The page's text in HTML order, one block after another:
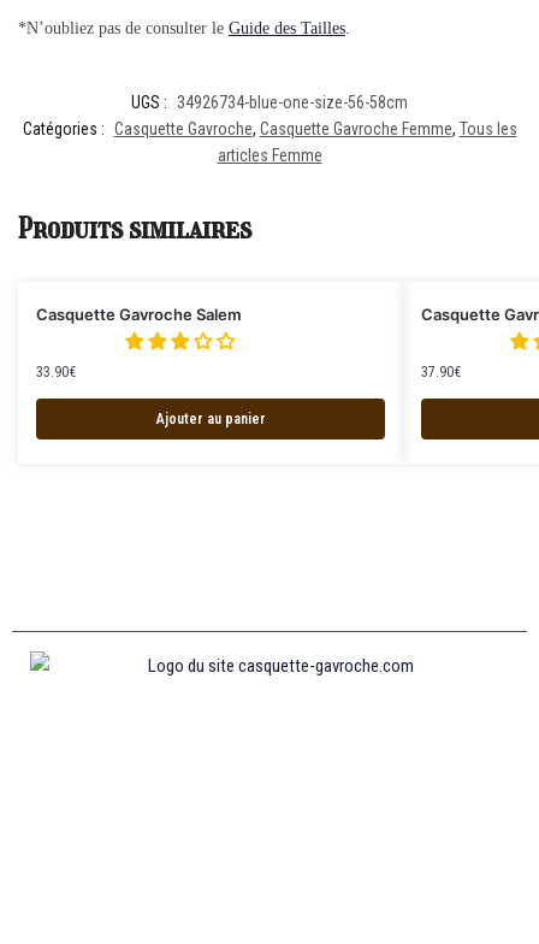
*N’oubliez pas de consulter le Guide des Tailles
UGS :
34926734-blue-one-size-56-58cm
Catégories : Casquette Gavroche, Casquette Gavroche Femme, Tous les
articles Femme
Produits similaires
Casquette Gavroche Salem
33.90€
Ajouter au panier
Casquette
37.90€